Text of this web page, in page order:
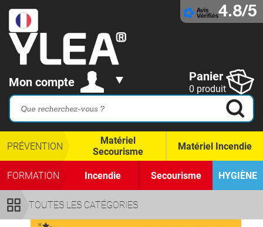
4.8/5
Mon compte Panier
0 produit
TOUTES LES CATÉGORIES
PRÉVENTION
Matériel
Secourisme
Matériel Incendie
FORMATION Incendie Secourisme HYGIÈNE